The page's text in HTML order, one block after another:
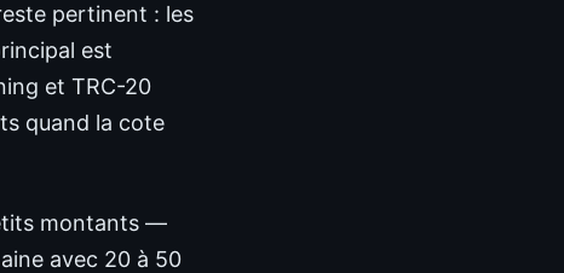
pertinent : les
est
et TRC-20
quand la cote
montants —
avec 20 à 50